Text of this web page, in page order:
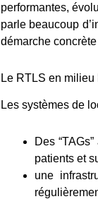
performantes,
parle beaucoup
démarche
Le RTLS en
Les systèmes de
Des
patients et
une